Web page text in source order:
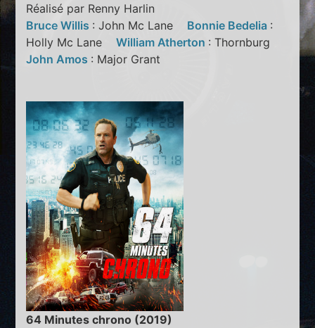
Réalisé par Renny Harlin
Bruce Willis : John Mc Lane Bonnie Bedelia :
Holly Mc LaneWilliam Atherton : Thornburg
John Amos : Major Grant
64 Minutes chrono (2019)